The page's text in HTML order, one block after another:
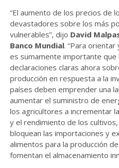
“El aumento de los precios de
devastadores sobre los más
vulnerables”, dijo David
Banco Mundial. “Para
es sumamente importante que
declaraciones claras ahora
producción en respuesta a la
países deben emprender una
aumentar el suministro de
los agricultores a incrementar
y el rendimiento de los
bloquean las importaciones y
alimentos para la producción
fomentan el almacenamiento